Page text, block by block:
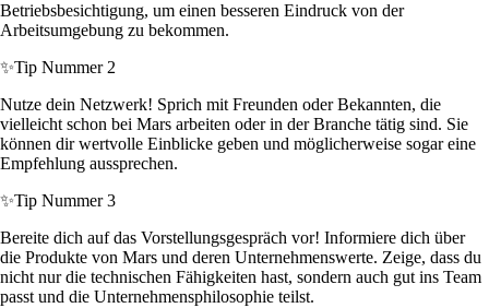
Betriebsbesichtigung, um einen besseren Eindruck von der
Arbeitsumgebung zu bekommen.
✨Tip Nummer 2
Nutze dein Netzwerk! Sprich mit Freunden oder Bekannten, die
vielleicht schon bei Mars arbeiten oder in der Branche tätig sind. Sie
können dir wertvolle Einblicke geben und möglicherweise sogar eine
Empfehlung aussprechen.
✨Tip Nummer 3
Bereite dich auf das Vorstellungsgespräch vor! Informiere dich über
die Produkte von Mars und deren Unternehmenswerte. Zeige, dass du
nicht nur die technischen Fähigkeiten hast, sondern auch gut ins Team
passt und die Unternehmensphilosophie teilst.